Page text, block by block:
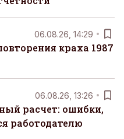
06.08.26, 14:29
краха 1987
06.08.26, 13:26
расчет: ошибки,
работодателю